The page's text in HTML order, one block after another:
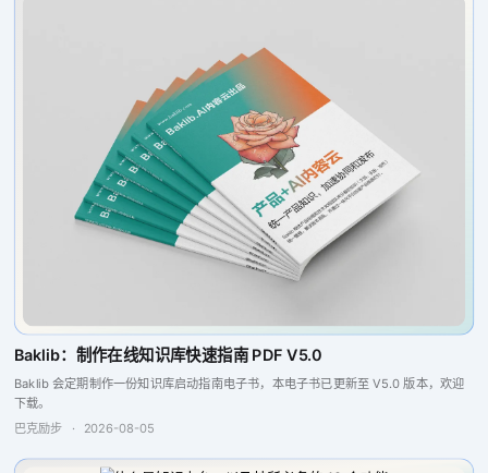
Baklib：制作在线知识库快速指南 PDF V5.0
Baklib 会定期制作一份知识库启动指南电子书，本电子书已更新至 V5.0 版本，欢迎
下载。
巴克励步
· 2026-08-05